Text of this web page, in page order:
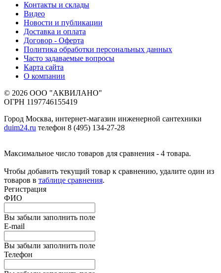
Контакты и склады
Видео
Новости и публикации
Доставка и оплата
Договор - Оферта
Политика обработки персональных данных
Часто задаваемые вопросы
Карта сайта
О компании
© 2026 ООО "АКВИЛАНО"
ОГРН 1197746155419
Город Москва, интернет-магазин инженерной сантехники
duim24.ru телефон 8 (495) 134-27-28
Максимальное число товаров для сравнения - 4 товара.
Чтобы добавить текущий товар к сравнению, удалите один из
товаров в таблице сравнения.
Регистрация
ФИО
Вы забыли заполнить поле
E-mail
Вы забыли заполнить поле
Телефон